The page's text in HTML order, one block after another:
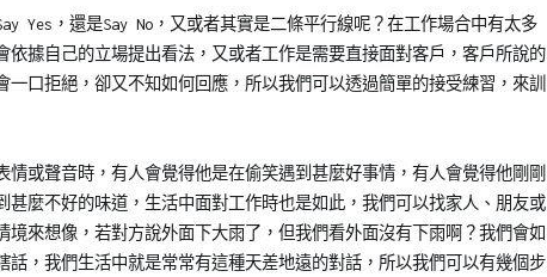
Yes，還是Say No，又或者其實是二條平行線呢？在工作場合中有太多
依據自己的立場提出看法，又或者工作是需要直接面對客戶，客戶所說的
口拒絕，卻又不知如何回應，所以我們可以透過簡單的接受練習，來訓
或聲音時，有人會覺得他是在偷笑遇到甚麼好事情，有人會覺得他剛剛
甚麼不好的味道，生活中面對工作時也是如此，我們可以找家人、朋友或
境來想像，若對方說外面下大雨了，但我們看外面沒有下雨啊？我們會如
話，我們生活中就是常常有這種天差地遠的對話，所以我們可以有幾個步